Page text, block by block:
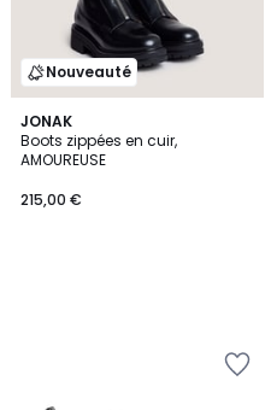
Nouveauté
JONAK
Boots zippées en cuir,
AMOUREUSE
215,00 €